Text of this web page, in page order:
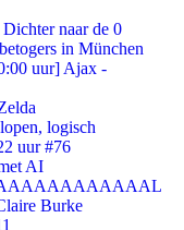
naar de 0
in München
uur] Ajax -
logisch
uur #76
AI
Burke